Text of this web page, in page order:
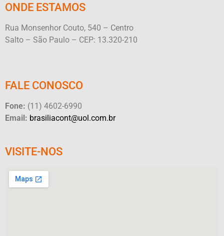
ONDE ESTAMOS
Rua Monsenhor Couto, 540 – Centro
Salto – São Paulo – CEP: 13.320-210
FALE CONOSCO
Fone: (11) 4602-6990
Email: brasiliacont@uol.com.br
VISITE-NOS